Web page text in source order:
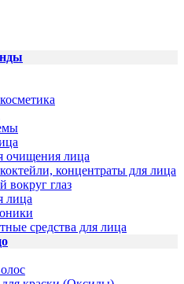
очищения лица
концентраты для лица
вокруг глаз
лица
средства для лица